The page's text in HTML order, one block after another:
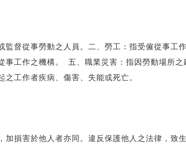
督從事勞動之人員。二、勞工：指受僱從事工作
事工作之機構。 五、職業災害：指因勞動場所之
工作者疾病、傷害、失能或死亡。
損害於他人者亦同。違反保護他人之法律，致